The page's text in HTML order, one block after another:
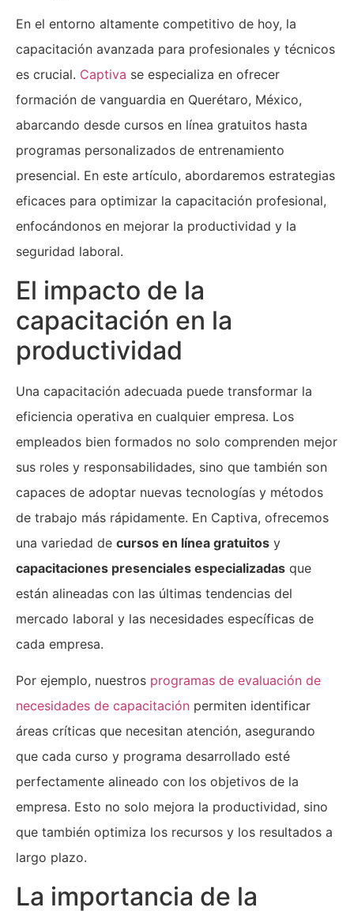
En el entorno altamente competitivo de hoy, la
capacitación avanzada para profesionales y técnicos
es crucial. Captiva se especializa en ofrecer
formación de vanguardia en Querétaro, México,
abarcando desde cursos en línea gratuitos hasta
programas personalizados de entrenamiento
presencial. En este artículo, abordaremos estrategias
eficaces para optimizar la capacitación profesional,
enfocándonos en mejorar la productividad y la
seguridad laboral.
El impacto de la
capacitación en la
productividad
Una capacitación adecuada puede transformar la
eficiencia operativa en cualquier empresa. Los
empleados bien formados no solo comprenden mejor
sus roles y responsabilidades, sino que también son
capaces de adoptar nuevas tecnologías y métodos
de trabajo más rápidamente. En Captiva, ofrecemos
una variedad de cursos en línea gratuitos y
capacitaciones presenciales especializadas que
están alineadas con las últimas tendencias del
mercado laboral y las necesidades específicas de
cada empresa.
Por ejemplo, nuestros programas de evaluación de
necesidades de capacitación permiten identificar
áreas críticas que necesitan atención, asegurando
que cada curso y programa desarrollado esté
perfectamente alineado con los objetivos de la
empresa. Esto no solo mejora la productividad, sino
que también optimiza los recursos y los resultados a
largo plazo.
La importancia de la